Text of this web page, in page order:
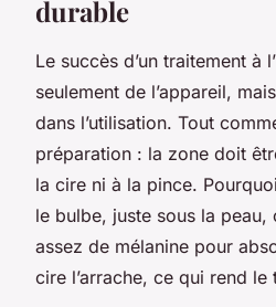
durable
Le succès d’un traitement à
seulement de l’appareil,
dans l’utilisation. Tout
préparation : la zone doit
la cire ni à la pince.
le bulbe, juste sous la peau,
assez de mélanine pour
cire l’arrache, ce qui rend